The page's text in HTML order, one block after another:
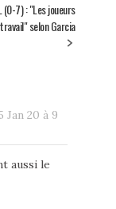
(0-7) : "Les joueurs
selon Garcia
Jan 20 à 9
aussi le